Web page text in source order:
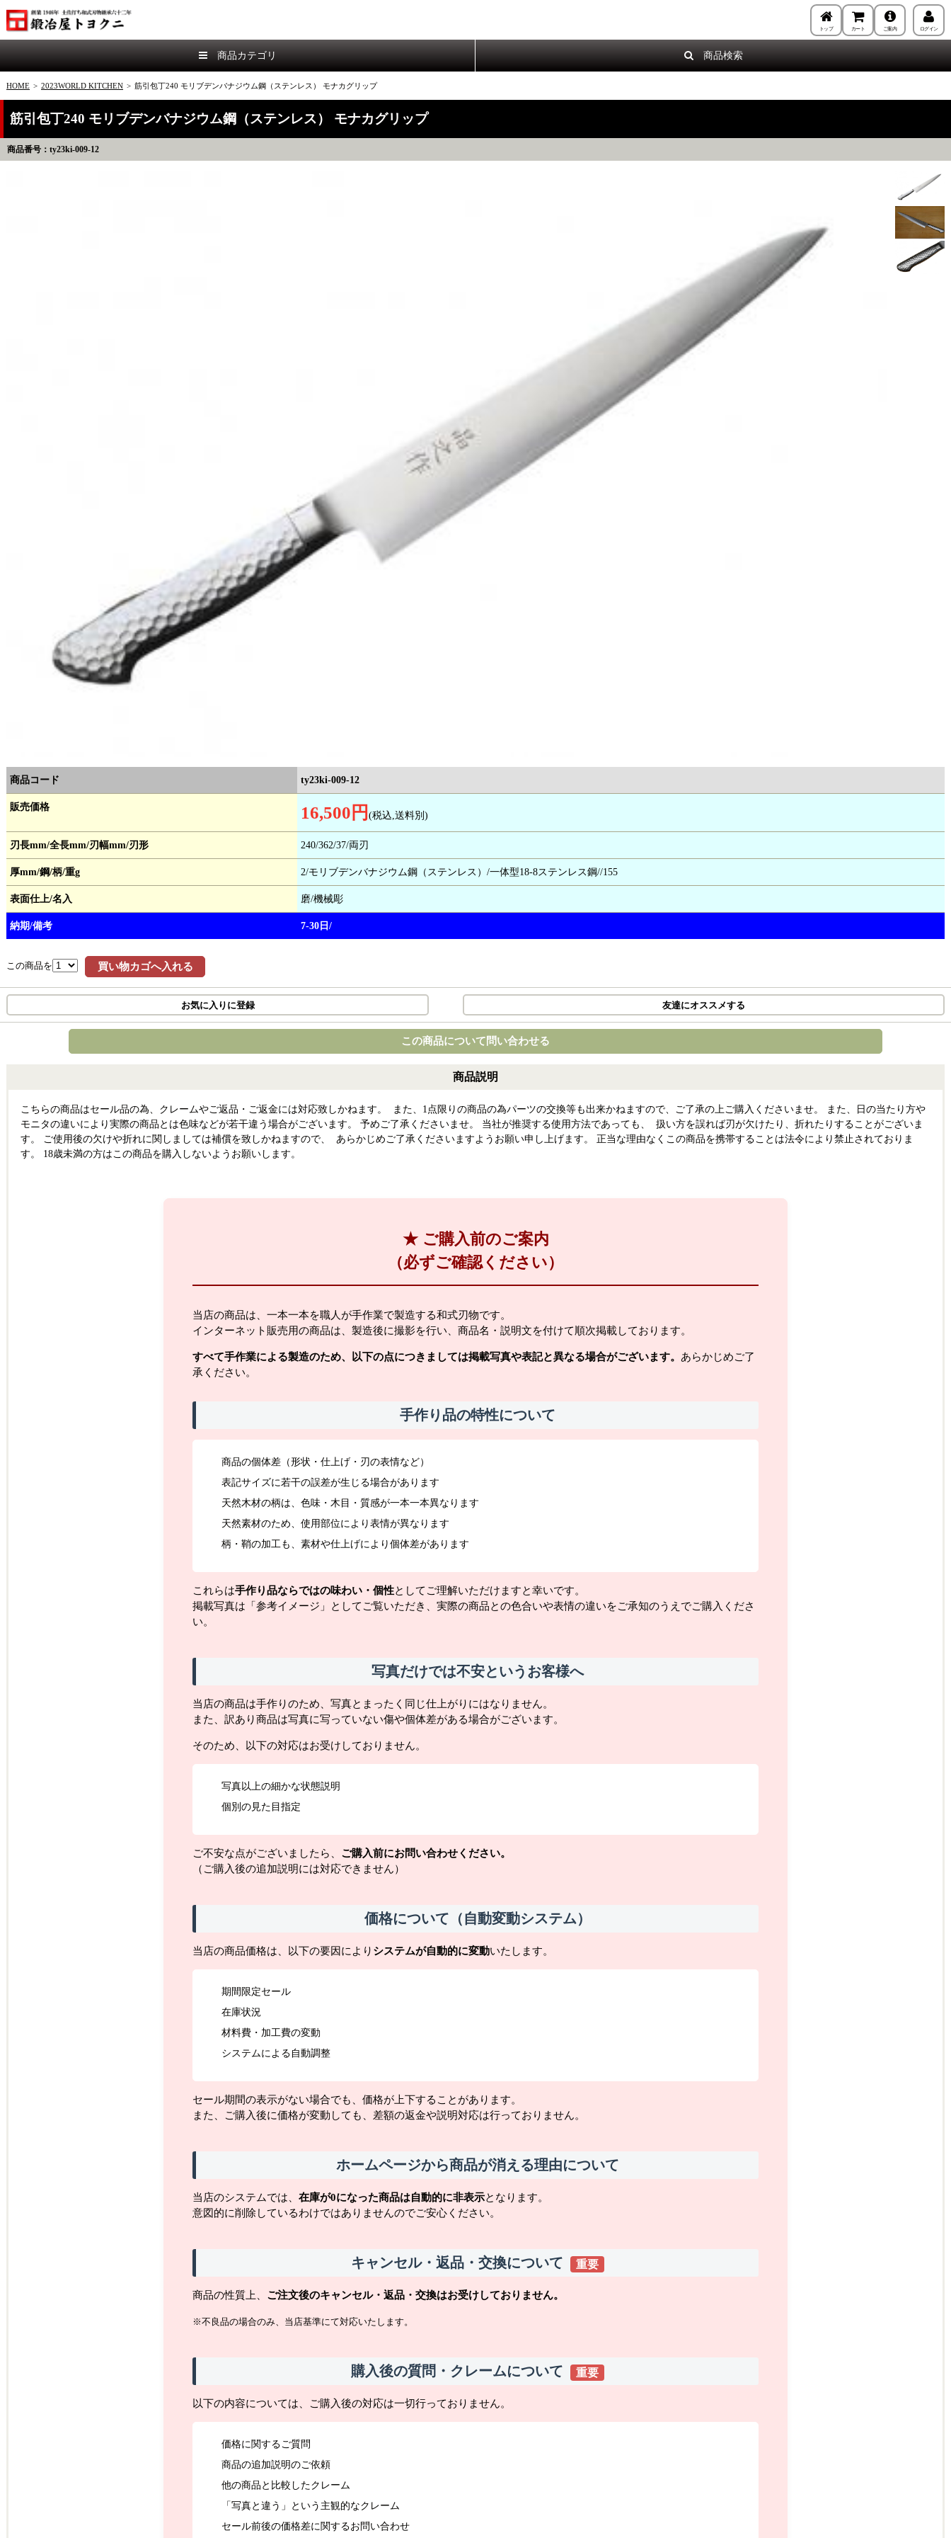
トップ カート ご案内 ログイン
商品カテゴリ 商品検索
HOME > 2023WORLD KITCHEN > 筋引包丁240 モリブデンバナジウム鋼（ステンレス） モナカグリップ
筋引包丁240 モリブデンバナジウム鋼（ステンレス） モナカグリップ
商品番号：ty23ki-009-12
商品コード ty23ki-009-12
販売価格 16,500円 (税込,送料別)
刃長mm/全長mm/刃幅mm/刃形 240/362/37/両刃
厚mm/鋼/柄/重g 2/モリブデンバナジウム鋼（ステンレス）/一体型18-8ステンレス鋼//155
表面仕上/名入 磨/機械彫
納期/備考 7-30日/
この商品を 買い物カゴへ入れる
お気に入りに登録 友達にオススメする
この商品について問い合わせる
商品説明
こちらの商品はセール品の為、クレームやご返品・ご返金には対応致しかねます。 また、1点限りの商品の為パーツの交換等も出来かねますので、ご了承の上ご購入くださいませ。 また、日の当たり方や
モニタの違いにより実際の商品とは色味などが若干違う場合がございます。 予めご了承くださいませ。 当社が推奨する使用方法であっても、 扱い方を誤れば刃が欠けたり、折れたりすることがございま
す。 ご使用後の欠けや折れに関しましては補償を致しかねますので、 あらかじめご了承くださいますようお願い申し上げます。 正当な理由なくこの商品を携帯することは法令により禁止されておりま
す。 18歳未満の方はこの商品を購入しないようお願いします。
★ ご購入前のご案内
（必ずご確認ください）
当店の商品は、一本一本を職人が手作業で製造する和式刃物です。
インターネット販売用の商品は、製造後に撮影を行い、商品名・説明文を付けて順次掲載しております。
すべて手作業による製造のため、以下の点につきましては掲載写真や表記と異なる場合がございます。 あらかじめご了
承ください。
手作り品の特性について
商品の個体差（形状・仕上げ・刃の表情など）
表記サイズに若干の誤差が生じる場合があります
天然木材の柄は、色味・木目・質感が一本一本異なります
天然素材のため、使用部位により表情が異なります
柄・鞘の加工も、素材や仕上げにより個体差があります
これらは手作り品ならではの味わい・個性としてご理解いただけますと幸いです。
掲載写真は「参考イメージ」としてご覧いただき、実際の商品との色合いや表情の違いをご承知のうえでご購入くださ
い。
写真だけでは不安というお客様へ
当店の商品は手作りのため、写真とまったく同じ仕上がりにはなりません。
また、訳あり商品は写真に写っていない傷や個体差がある場合がございます。
そのため、以下の対応はお受けしておりません。
写真以上の細かな状態説明
個別の見た目指定
ご不安な点がございましたら、 ご購入前にお問い合わせください。
（ご購入後の追加説明には対応できません）
価格について（自動変動システム）
当店の商品価格は、以下の要因により システムが自動的に変動いたします。
期間限定セール
在庫状況
材料費・加工費の変動
システムによる自動調整
セール期間の表示がない場合でも、価格が上下することがあります。
また、ご購入後に価格が変動しても、差額の返金や説明対応は行っておりません。
ホームページから商品が消える理由について
当店のシステムでは、 在庫が0になった商品は自動的に非表示となります。
意図的に削除しているわけではありませんのでご安心ください。
キャンセル・返品・交換について 重要
商品の性質上、 ご注文後のキャンセル・返品・交換はお受けしておりません。
※不良品の場合のみ、当店基準にて対応いたします。
購入後の質問・クレームについて 重要
以下の内容については、ご購入後の対応は一切行っておりません。
価格に関するご質問
商品の追加説明のご依頼
他の商品と比較したクレーム
「写真と違う」という主観的なクレーム
セール前後の価格差に関するお問い合わせ